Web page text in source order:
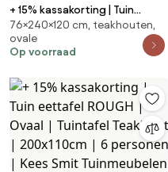
+ 15% kassakorting | Tuin
eettafel ROUGH | Ovaal |
Tuintafel Teakhout | 240x120cm
| 6 personen | Kees Smit
76×240×120 cm, teakhouten,
ovale
Op voorraad